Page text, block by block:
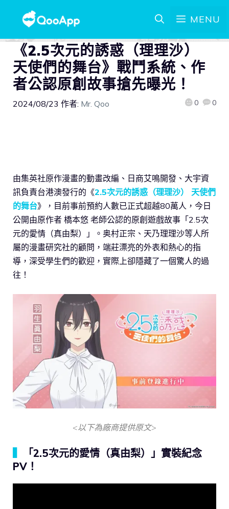
MENU
《2.5次元的誘惑（理理沙）
天使們的舞台》戰鬥系統、作
者公認原創故事搶先曝光！
2024/08/23 作者: Mr. Qoo 0 0
由集英社原作漫畫的動畫改編、日商艾鳴開發、大宇資
訊負責台港澳發行的《2.5次元的誘惑（理理沙） 天使們
的舞台》，目前事前預約人數已正式超越80萬人，今日
公開由原作者 橋本悠 老師公認的原創遊戲故事「2.5次
元的愛情（真由梨）」。奥村正宗、天乃理理沙等人所
屬的漫畫研究社的顧問，端莊漂亮的外表和熱心的指
導，深受學生們的歡迎，實際上卻隱藏了一個驚人的過
往！
<以下為廠商提供原文>
「2.5次元的愛情（真由梨）」實裝紀念
PV！